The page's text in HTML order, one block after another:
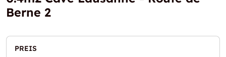
Berne 2
PREIS